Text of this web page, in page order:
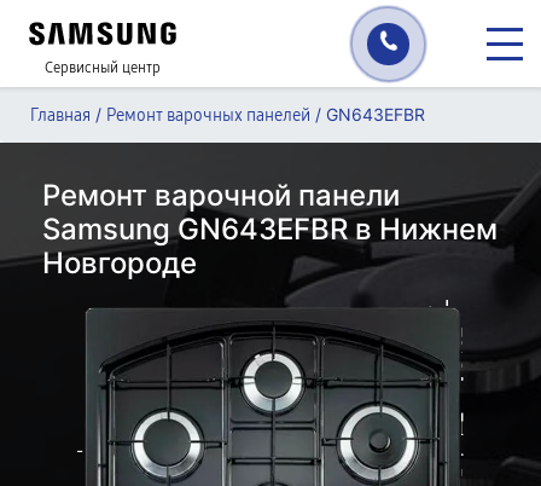
Сервисный центр
Главная / Ремонт варочных панелей / GN643EFBR
Ремонт варочной панели
Samsung GN643EFBR в Нижнем
Новгороде